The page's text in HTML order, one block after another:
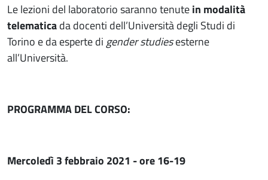
Le lezioni del laboratorio saranno tenutein modalità
telematicada docenti dell’Università degli Studi di
Torino e da esperte di gender studiesesterne
all’Università.
PROGRAMMA DEL CORSO:
Mercoledì 3 febbraio 2021 - ore 16-19